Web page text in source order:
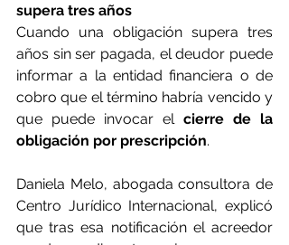
supera tres años
Cuando una obligación supera tres
años sin ser pagada, el deudor puede
informar a la entidad financiera o de
cobro que el término habría vencido y
que puede invocar el cierre de la
obligación por prescripción.
Daniela Melo, abogada consultora de
Centro Jurídico Internacional, explicó
que tras esa notificación el acreedor